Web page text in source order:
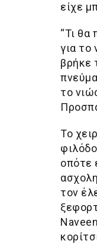
είχε
“Τι θα
για το
βρήκε
το
Το
οπότε
τον